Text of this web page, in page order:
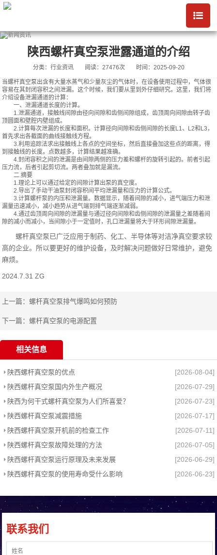
陕西螺杆真空泵泄露通道的介绍
分类：行业资讯 阅读：27476次 时间：2025-09-20
当螺杆真空泵出含有大量水蒸气和少量灰尘的气体时，在设备使用过程中，气体很
容易在其封闭容积之间泄漏。这个时候，我们要从里到外仔细研究。这里，我们将
介绍设备泄漏通道的计算：
一、泄漏通道长度的计算。
1.泄漏通道，接触线间隙由径向间隙和齿侧间隙组成，齿顶周向间隙由转子齿
顶圆面和壁腔内壁组成。
2.计算每次泄漏的长度和面积。计算径向间隙和齿侧间隙的长度L1、L2和L3，
首先求出各截面的曲线接触线方程。
3.利用追踪法求出接触线上各点的空间坐标，然后直接叠加这些点的距离，得
到接触线的长度。点数越多，计算结果越准确。
4.封闭容积之间的泄漏是由间隙两侧的压力差和螺杆的旋转引起的。前者引起
压力流，后者引起剪切流。两者叠加就是漏流。
二.摘要
1.理论上可以通过给定的间隙计算出泵的真空度。
2.导出了手动干油泵封闭容积间平均泄漏量和压力的计算公式。
3.计算螺杆泵的内压和泄漏量。数据显示，随着间隙的减小，进气端压力和泄
漏量迅速减小，减小趋势从进气端到排气端逐渐减弱。
4.通过齿顶周向间隙的泄漏量与通过径向间隙和齿侧间隙的泄漏量之差随着间
隙的减小而减小，当间隙小于一定值时，孔口泄漏量将大于环形间隙泄漏量。
螺杆真空泵已广泛应用于制药、化工、半导体等对洁净真空要求较
高的企业。所以要更好的维护设备，及时解决问题做好日常维护，避免
麻烦。
2024.7.31 ZG
上一篇： 螺杆真空泵排气爆鸣如何预防
下一篇： 螺杆真空泵的电源配置
相关信息
陕西螺杆真空泵的优点
[2026-08-04]
陕西螺杆真空泵国内外生产概况
[2026-07-29]
陕西为何干式螺杆真空泵为人们所喜爱？
[2026-07-23]
陕西螺杆真空泵减震措施
[2026-07-17]
陕西螺杆真空泵开机前的检查工作
[2026-07-11]
陕西螺杆真空泵故障处理的方法
[2026-07-05]
陕西螺杆真空泵运行原理及未来发展
[2026-06-29]
陕西螺杆真空泵的使用寿命受什么影响
[2026-06-23]
联系我们